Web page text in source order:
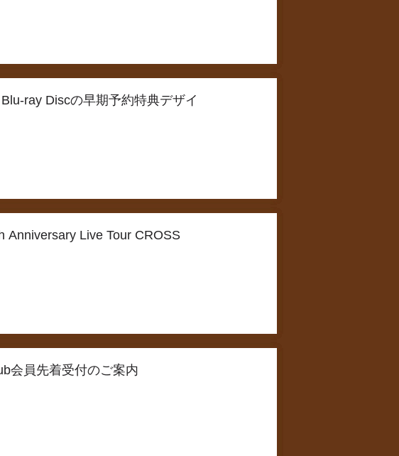
ray Discの早期予約特典デザイ
Anniversary Live Tour CROSS
会員先着受付のご案内